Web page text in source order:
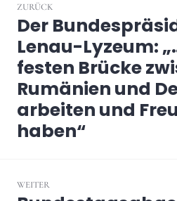
ZURÜCK
Vorheriger
Beitrag:
Der
Lenau-Lyzeum:
festen Brücke
Rumänien und
arbeiten und
haben“
WEITER